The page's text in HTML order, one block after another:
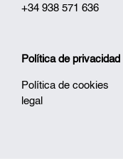
+34 938 571 636
Política de privacidad
Política de cookies
legal